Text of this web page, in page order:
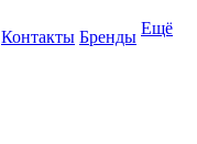
Контакты Бренды Ещё